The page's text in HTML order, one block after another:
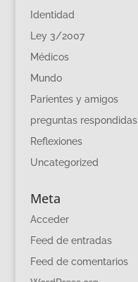
Identidad
Ley 3/2007
Médicos
Mundo
Parientes y amigos
preguntas respondidas
Reflexiones
Uncategorized
Meta
Acceder
Feed de entradas
Feed de comentarios